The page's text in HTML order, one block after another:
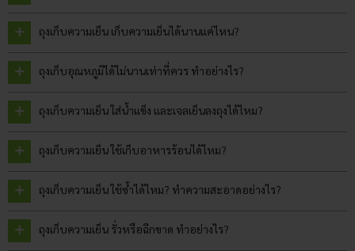
ถุงเก็บความเย็น เก็บความเย็นได้นานแค่ไหน?
ถุงเก็บอุณหภูมิได้ไม่นานเท่าที่ควร ทำอย่างไร?
ถุงเก็บความเย็น ใส่น้ำแข็ง และเจลเย็นลงถุงได้ไหม?
ถุงเก็บความเย็น ใช้เก็บอาหารร้อนได้ไหม?
ถุงเก็บความเย็น ใช้ซ้ำได้ไหม? ทำความสะอาดอย่างไร?
ถุงเก็บความเย็น รั่วหรือฉีกขาด ทำอย่างไร?